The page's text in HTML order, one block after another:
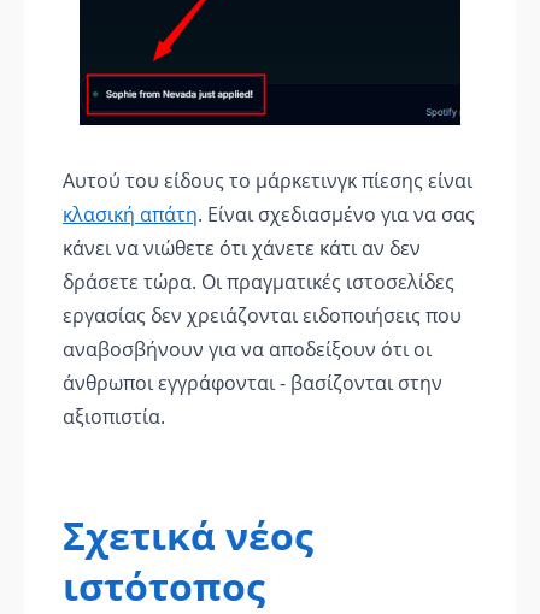
Αυτού του είδους το μάρκετινγκ πίεσης είναι
κλασική απάτη. Είναι σχεδιασμένο για να σας
κάνει να νιώθετε ότι χάνετε κάτι αν δεν
δράσετε τώρα. Οι πραγματικές ιστοσελίδες
εργασίας δεν χρειάζονται ειδοποιήσεις που
αναβοσβήνουν για να αποδείξουν ότι οι
άνθρωποι εγγράφονται - βασίζονται στην
αξιοπιστία.
Σχετικά νέος
ιστότοπος